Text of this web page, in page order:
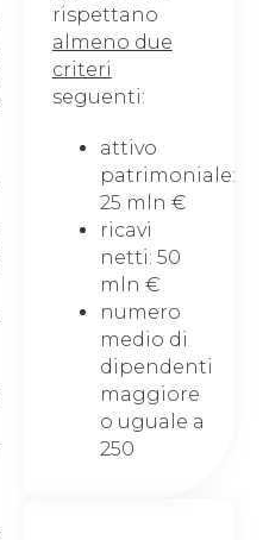
rispettano
almeno due
criteri
seguenti:
attivo
patrimoniale:
25 mln €
ricavi
netti: 50
mln €
numero
medio di
dipendenti
maggiore
o uguale a
250